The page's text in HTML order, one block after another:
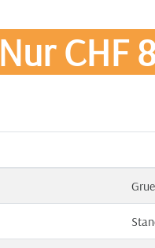
Nur CHF